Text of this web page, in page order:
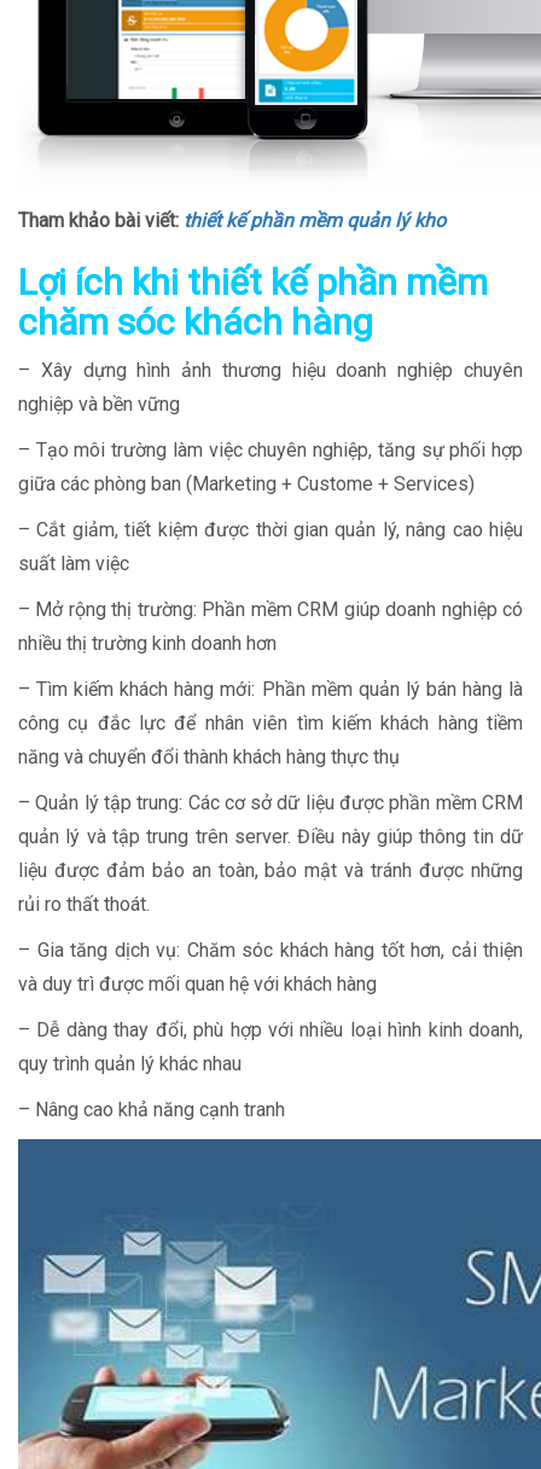
Tham khảo bài viết: thiết kế phần mềm quản lý kho
Lợi ích khi thiết kế phần mềm
chăm sóc khách hàng
– Xây dựng hình ảnh thương hiệu doanh nghiệp chuyên
nghiệp và bền vững
– Tạo môi trường làm việc chuyên nghiệp, tăng sự phối hợp
giữa các phòng ban (Marketing + Custome + Services)
– Cắt giảm, tiết kiệm được thời gian quản lý, nâng cao hiệu
suất làm việc
– Mở rộng thị trường: Phần mềm CRM giúp doanh nghiệp có
nhiều thị trường kinh doanh hơn
– Tìm kiếm khách hàng mới: Phần mềm quản lý bán hàng là
công cụ đắc lực để nhân viên tìm kiếm khách hàng tiềm
năng và chuyển đổi thành khách hàng thực thụ
– Quản lý tập trung: Các cơ sở dữ liệu được phần mềm CRM
quản lý và tập trung trên server. Điều này giúp thông tin dữ
liệu được đảm bảo an toàn, bảo mật và tránh được những
rủi ro thất thoát.
– Gia tăng dịch vụ: Chăm sóc khách hàng tốt hơn, cải thiện
và duy trì được mối quan hệ với khách hàng
– Dễ dàng thay đổi, phù hợp với nhiều loại hình kinh doanh,
quy trình quản lý khác nhau
– Nâng cao khả năng cạnh tranh